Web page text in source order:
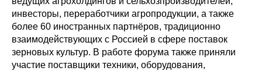
инвесторы, переработчики агропродукции, а также
более 60 иностранных партнёров, традиционно
взаимодействующих с Россией в сфере поставок
зерновых культур. В работе форума также приняли
участие поставщики техники, оборудования,